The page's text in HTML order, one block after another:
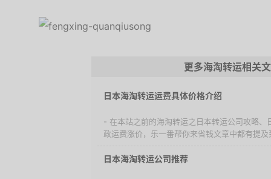
更多海淘转运相关
日本海淘转运运费具体价格介绍
- 在本站之前的海淘转运之日本转运公司攻略、
政运费涨价，乐一番帮你来省钱文章中都有提
日本海淘转运公司推荐